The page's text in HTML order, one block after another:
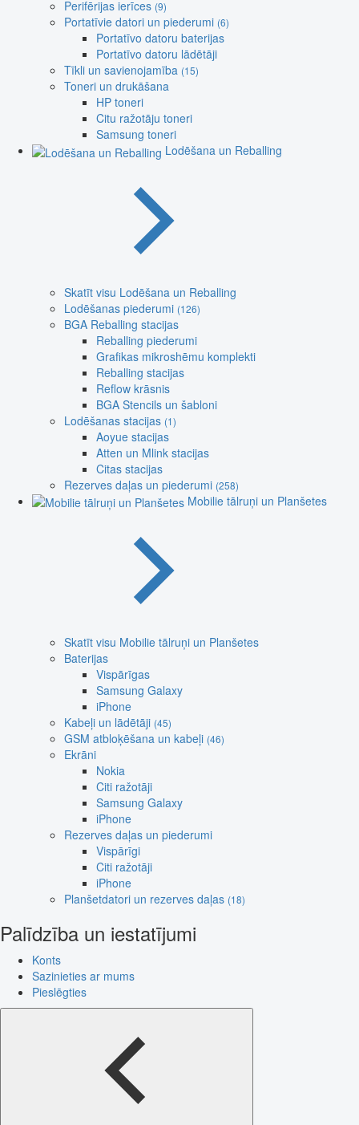
Perifērijas ierīces (9)
Portatīvie datori un piederumi (6)
Portatīvo datoru baterijas
Portatīvo datoru lādētāji
Tīkli un savienojamība (15)
Toneri un drukāšana
HP toneri
Citu ražotāju toneri
Samsung toneri
Lodēšana un Reballing
Skatīt visu Lodēšana un Reballing
Lodēšanas piederumi (126)
BGA Reballing stacijas
Reballing piederumi
Grafikas mikroshēmu komplekti
Reballing stacijas
Reflow krāsnis
BGA Stencils un šabloni
Lodēšanas stacijas (1)
Aoyue stacijas
Atten un Mlink stacijas
Citas stacijas
Rezerves daļas un piederumi (258)
Mobilie tālruņi un Planšetes
Skatīt visu Mobilie tālruņi un Planšetes
Baterijas
Vispārīgas
Samsung Galaxy
iPhone
Kabeļi un lādētāji (45)
GSM atbloķēšana un kabeļi (46)
Ekrāni
Nokia
Citi ražotāji
Samsung Galaxy
iPhone
Rezerves daļas un piederumi
Vispārīgi
Citi ražotāji
iPhone
Planšetdatori un rezerves daļas (18)
Palīdzība un iestatījumi
Konts
Sazinieties ar mums
Pieslēgties